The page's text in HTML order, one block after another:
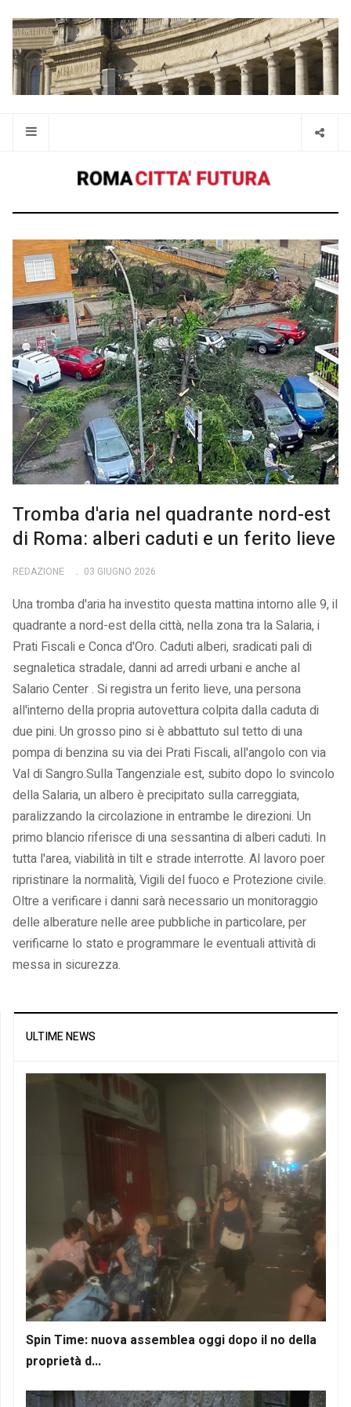
Tromba d'aria nel quadrante nord-est
di Roma: alberi caduti e un ferito lieve
REDAZIONE 03 GIUGNO 2026
Una tromba d'aria ha investito questa mattina intorno alle 9, il
quadrante a nord-est della città, nella zona tra la Salaria, i
Prati Fiscali e Conca d'Oro. Caduti alberi, sradicati pali di
segnaletica stradale, danni ad arredi urbani e anche al
Salario Center . Si registra un ferito lieve, una persona
all'interno della propria autovettura colpita dalla caduta di
due pini. Un grosso pino si è abbattuto sul tetto di una
pompa di benzina su via dei Prati Fiscali, all'angolo con via
Val di Sangro.Sulla Tangenziale est, subito dopo lo svincolo
della Salaria, un albero è precipitato sulla carreggiata,
paralizzando la circolazione in entrambe le direzioni. Un
primo blancio riferisce di una sessantina di alberi caduti. In
tutta l'area, viabilità in tilt e strade interrotte. Al lavoro poer
ripristinare la normalità, Vigili del fuoco e Protezione civile.
Oltre a verificare i danni sarà necessario un monitoraggio
delle alberature nelle aree pubbliche in particolare, per
verificarne lo stato e programmare le eventuali attività di
messa in sicurezza.
ULTIME NEWS
Spin Time: nuova assemblea oggi dopo il no della
proprietà d...